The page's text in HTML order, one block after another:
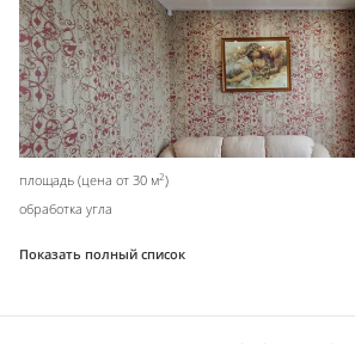
площадь (цена от 30 м2)
обработка угла
Показать полный список